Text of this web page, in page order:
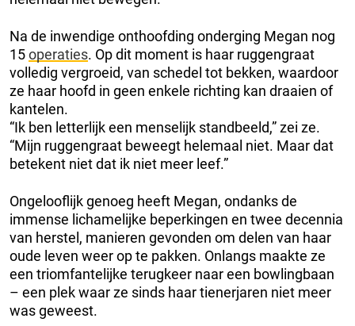
Na de inwendige onthoofding onderging Megan nog
15operaties. Op dit moment is haar ruggengraat
volledig vergroeid, van schedel tot bekken, waardoor
ze haar hoofd in geen enkele richting kan draaien of
kantelen.
“Ik ben letterlijk een menselijk standbeeld,” zei ze.
“Mijn ruggengraat beweegt helemaal niet. Maar dat
betekent niet dat ik niet meer leef.”
Ongelooflijk genoeg heeft Megan, ondanks de
immense lichamelijke beperkingen en twee decennia
van herstel, manieren gevonden om delen van haar
oude leven weer op te pakken. Onlangs maakte ze
een triomfantelijke terugkeer naar een bowlingbaan
– een plek waar ze sinds haar tienerjaren niet meer
was geweest.